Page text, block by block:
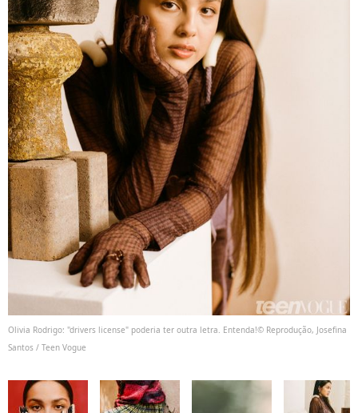
Olivia Rodrigo: "drivers license" poderia ter outra letra. Entenda!© Reprodução, Josefina
Santos / Teen Vogue